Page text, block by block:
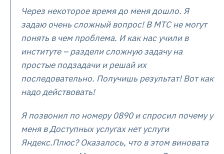
Через некоторое время до меня дошло. Я
задаю очень сложный вопрос! В МТС не могут
понять в чем проблема. И как нас учили в
институте – раздели сложную задачу на
простые подзадачи и решай их
последовательно. Получишь результат! Вот как
надо действовать!
Я позвонил по номеру 0890 и спросил почему у
меня в Доступных услугах нет услуги
Яндекс.Плюс? Оказалось, что в этом виновата